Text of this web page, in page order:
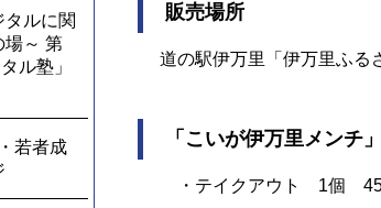
タルに関
場～ 第
ル塾」
若者成
販売場所
道の駅伊万里「伊万里ふる
「こいが伊万里メン
・テイクアウト 1個